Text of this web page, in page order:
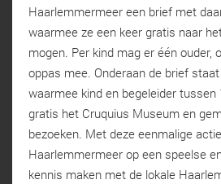
Haarlemmermeer een brief met
waarmee ze een keer gratis naar
mogen. Per kind mag er één ouder,
oppas mee. Onderaan de brief
waarmee kind en begeleider
gratis het Cruquius Museum en
bezoeken. Met deze eenmalige
Haarlemmermeer op een speelse
kennis maken met de lokale